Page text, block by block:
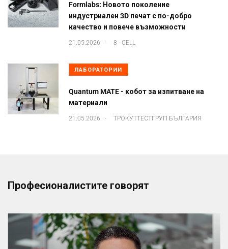
Formlabs: Новото поколение
индустриален 3D печат с по-добро
качество и повече възможности
21.05.2026 . 8 - CELL
ЛАБОРАТОРИИ
Quantum MATE - кобот за изпитване на
материали
21.05.2026 . ТРОКУТТЕСТГРУП БЪЛГАРИЯ
Професионалистите говорят